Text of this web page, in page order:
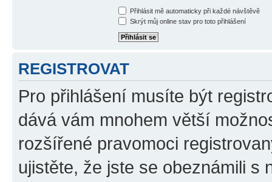
Přihlásit mě automaticky při každé návštěvě
Skrýt můj online stav pro toto přihlášení
REGISTROVAT
Pro přihlášení musíte být
dává vám mnohem větší
rozšířené pravomoci
ujistěte, že jste se obeznámili s